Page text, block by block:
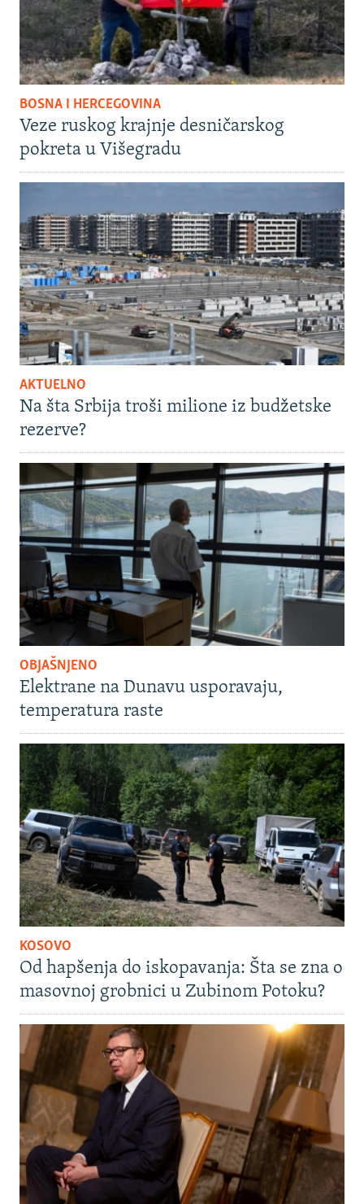
BOSNA I HERCEGOVINA
Veze ruskog krajnje desničarskog
pokreta u Višegradu
AKTUELNO
Na šta Srbija troši milione iz budžetske
rezerve?
OBJAŠNJENO
Elektrane na Dunavu usporavaju,
temperatura raste
KOSOVO
Od hapšenja do iskopavanja: Šta se zna o
masovnoj grobnici u Zubinom Potoku?